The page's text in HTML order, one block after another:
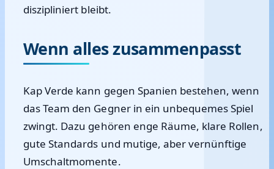
diszipliniert bleibt.
Wenn alles zusammenpasst
Kap Verde kann gegen Spanien bestehen, wenn
das Team den Gegner in ein unbequemes Spiel
zwingt. Dazu gehören enge Räume, klare Rollen,
gute Standards und mutige, aber vernünftige
Umschaltmomente.